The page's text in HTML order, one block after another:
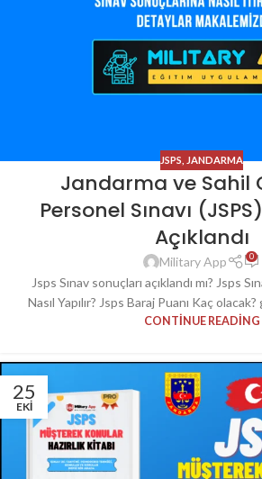
JSPS JANDARMA
Jandarma ve Sahil
Personel Sınavı
Açıklandı
Military App 0
Jsps Sınav sonuçları açıklandı mı? Jsps
Nasıl Yapılır? Jsps Baraj Puanı Kaç
CONTINUE READING
25
EKI